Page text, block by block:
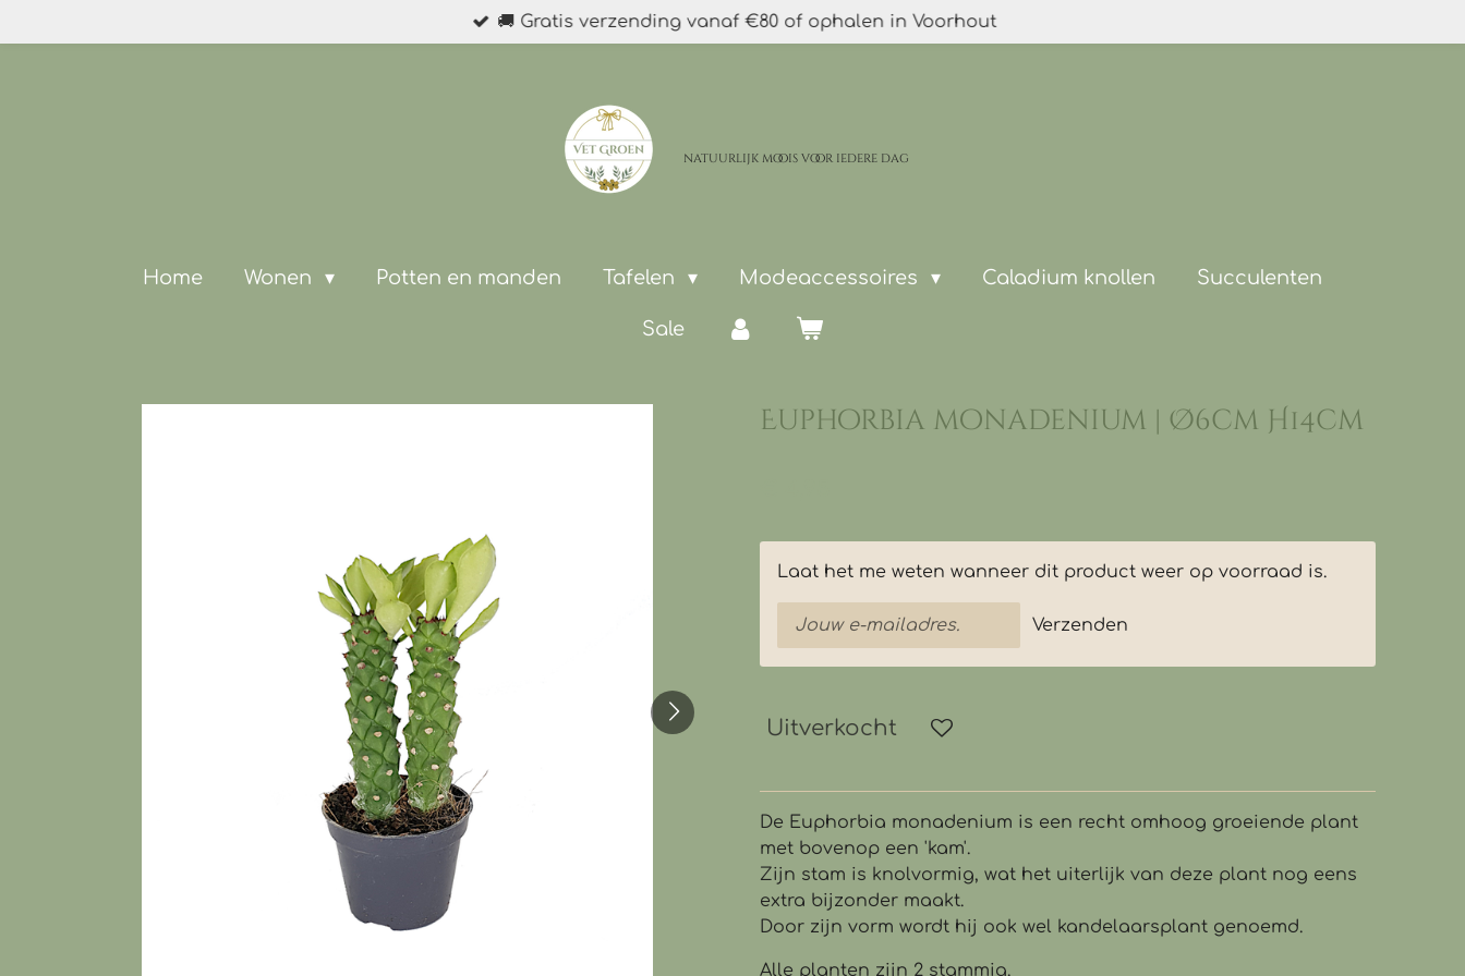
direct
🚚 Gratis verzending vanaf €80 of ophalen in Voorhout
natuurlijk moois voor iedere dag
Home Wonen Potten en manden Tafelen Modeaccessoires Caladium knollen Succulenten
Sale
Euphorbia monadenium | Ø6cm H14cm
Laat het me weten wanneer dit product weer op voorraad is.
Verzenden
Uitverkocht
De Euphorbia monadenium is een recht omhoog groeiende plant
met bovenop een 'kam'.
Zijn stam is knolvormig, wat het uiterlijk van deze plant nog eens
extra bijzonder maakt.
Door zijn vorm wordt hij ook wel kandelaarsplant genoemd.
Alle planten zijn 2 stammig.